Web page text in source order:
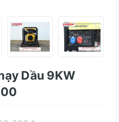
Dầu 9KW